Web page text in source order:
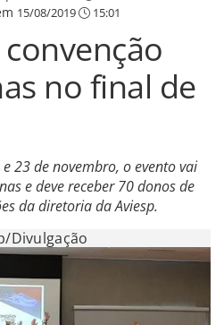
15/08/2019 15:01
no final de
23 de novembro, o evento vai
e deve receber 70 donos de
da diretoria da Aviesp.
Divulgação